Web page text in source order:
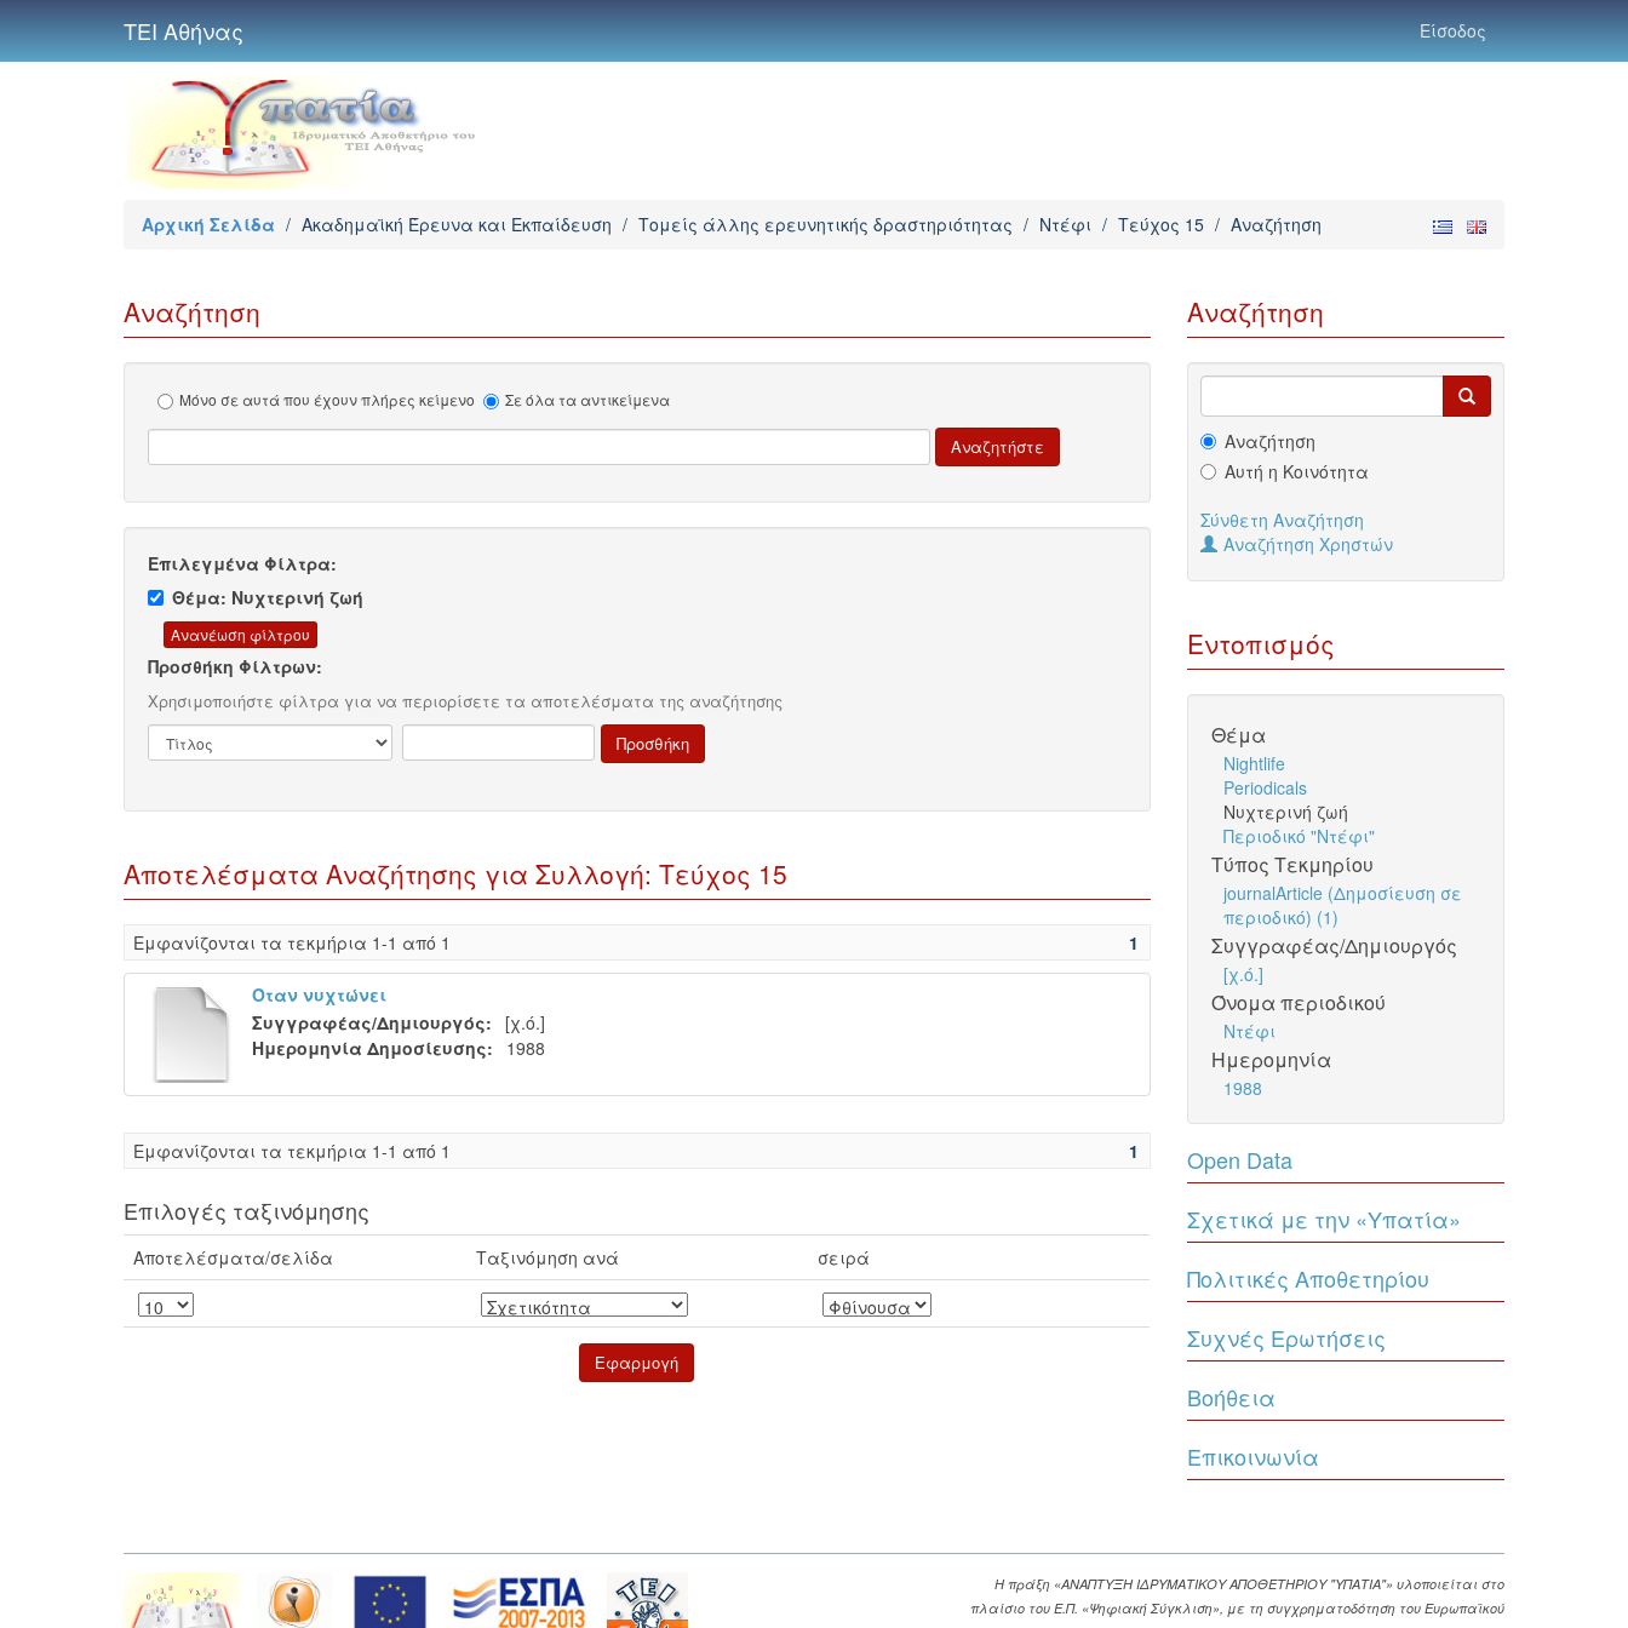
ΤΕΙ Αθήνας Είσοδος
Αρχική Σελίδα / Ακαδημαϊκή Έρευνα και Εκπαίδευση / Τομείς άλλης ερευνητικής δραστηριότητας / Ντέφι / Τεύχος 15 / Αναζήτηση
Αναζήτηση
Μόνο σε αυτά που έχουν πλήρες κείμενο Σε όλα τα αντικείμενα
Επιλεγμένα Φίλτρα:
Θέμα: Νυχτερινή ζωή
Προσθήκη Φίλτρων:
Χρησιμοποιήστε φίλτρα για να περιορίσετε τα αποτελέσματα της αναζήτησης
Αποτελέσματα Αναζήτησης για Συλλογή: Τεύχος 15
Eμφανίζονται τα τεκμήρια 1-1 από 1 1
Όταν νυχτώνει
Συγγραφέας/Δημιουργός:
[χ.ό.]
Ημερομηνία Δημοσίευσης:
1988
Eμφανίζονται τα τεκμήρια 1-1 από 1 1
Επιλογές ταξινόμησης
Αποτελέσματα/σελίδα Ταξινόμηση ανά σειρά
Αναζήτηση
Αναζήτηση
Αυτή η Κοινότητα
Σύνθετη Αναζήτηση
Αναζήτηση Χρηστών
Εντοπισμός
Θέμα
Nightlife
Periodicals
Νυχτερινή ζωή
Περιοδικό "Ντέφι"
Τύπος Τεκμηρίου
journalArticle (Δημοσίευση σε
περιοδικό) (1)
Συγγραφέας/Δημιουργός
[χ.ό.]
Όνομα περιοδικού
Ντέφι
Ημερομηνία
1988
Open Data
Σχετικά με την «Υπατία»
Πολιτικές Αποθετηρίου
Συχνές Ερωτήσεις
Βοήθεια
Επικοινωνία
Η πράξη «ΑΝΑΠΤΥΞΗ ΙΔΡΥΜΑΤΙΚΟΥ ΑΠΟΘΕΤΗΡΙΟΥ "ΥΠΑΤΙΑ"» υλοποιείται στο
πλαίσιο του Ε.Π. «Ψηφιακή Σύγκλιση», με τη συγχρηματοδότηση του Ευρωπαϊκού